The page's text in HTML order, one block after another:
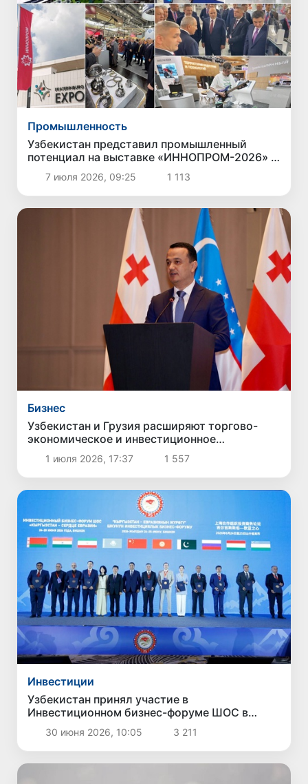
Промышленность
Узбекистан представил промышленный
потенциал на выставке «ИННОПРОМ-2026» в
Екатеринбурге
7 июля 2026, 09:25 1 113
Бизнес
Узбекистан и Грузия расширяют торгово-
экономическое и инвестиционное
сотрудничество в рамках бизнес-форума в
Тбилиси
1 июля 2026, 17:37 1 557
Инвестиции
Узбекистан принял участие в
Инвестиционном бизнес-форуме ШОС в
Бишкеке
30 июня 2026, 10:05 3 211